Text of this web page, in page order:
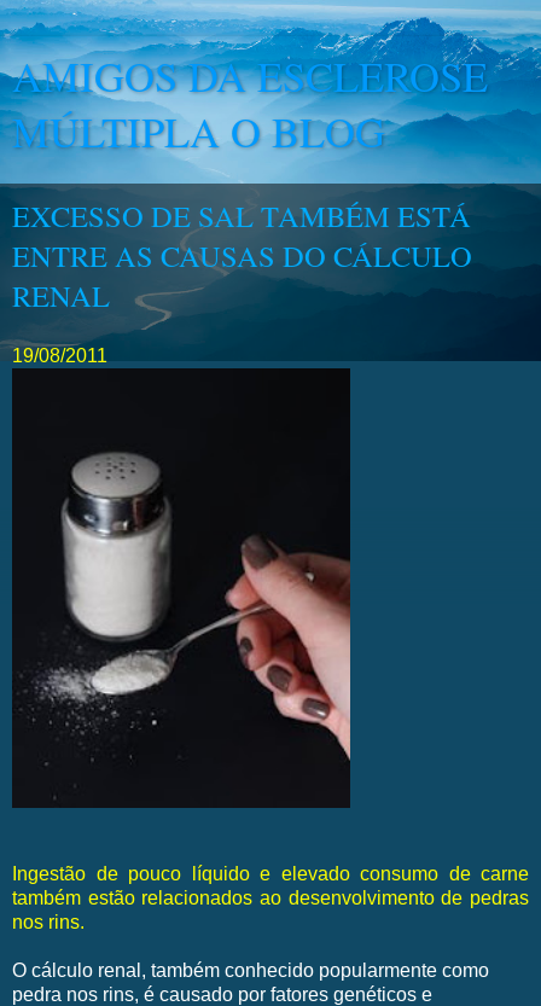
AMIGOS DA ESCLEROSE
MÚLTIPLA O BLOG
EXCESSO DE SAL TAMBÉM ESTÁ
ENTRE AS CAUSAS DO CÁLCULO
RENAL
19/08/2011
Ingestão de pouco líquido e elevado consumo de carne
também estão relacionados ao desenvolvimento de pedras
nos rins.
O cálculo renal, também conhecido popularmente como
pedra nos rins, é causado por fatores genéticos e